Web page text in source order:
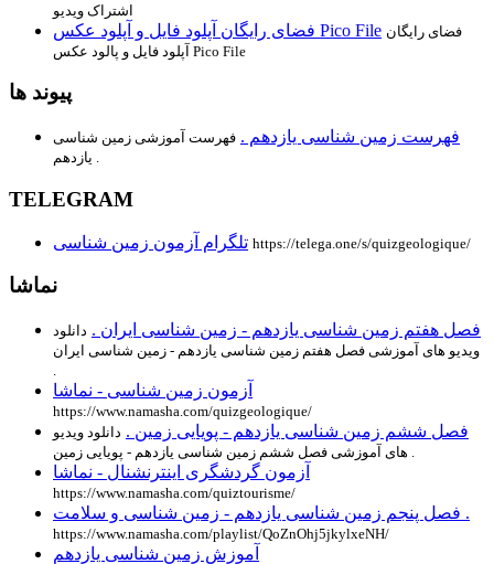
اشتراک ویدیو
فضای رایگان آپلود فایل و آپلود عکس Pico File فضای رایگان
آپلود فایل و پالود عکس Pico File
پیوند ها
فهرست زمین شناسی یازدهم . فهرست آموزشی زمین شناسی
TELEGRAM
تلگرام آزمون زمین شناسی https://telega.one/s/quizgeologique/
نماشا
فصل هفتم زمین شناسی یازدهم - زمین شناسی ایران . دانلود
ویدیو های آموزشی فصل هفتم زمین شناسی یازدهم - زمین شناسی ایران
آزمون زمین شناسی - نماشا
https://www.namasha.com/quizgeologique/
فصل ششم زمین شناسی یازدهم - پویایی زمین . دانلود ویدیو
آزمون گردشگری اینترنشنال - نماشا
https://www.namasha.com/quiztourisme/
فصل پنجم زمین شناسی یازدهم - زمین شناسی و سلامت .
https://www.namasha.com/playlist/QoZnOhj5jkylxeNH/
آموزش زمین شناسی یازدهم